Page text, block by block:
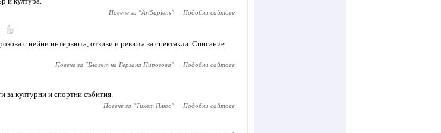
Повече за "ArtSapiens" Подобни сайтове
с нейни интервюта, отзиви и ревюта за спектакли. Списание
Повече за "Блогът на Гергана Пирозова" Подобни сайтове
за културни и спортни събития.
Повече за "Тикет Плюс" Подобни сайтове